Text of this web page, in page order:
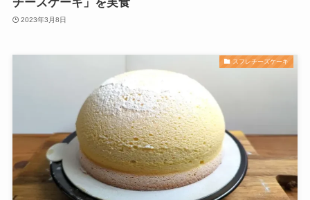
2023年3月8日
スフレチーズケーキ